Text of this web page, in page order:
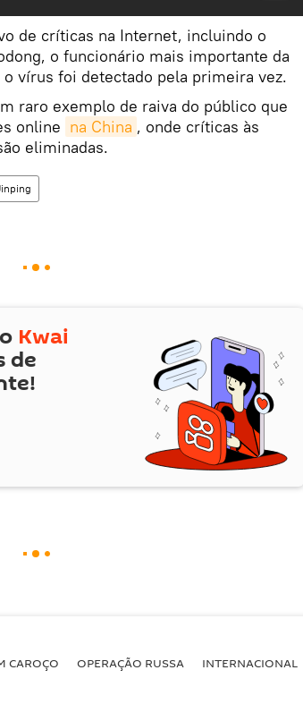
de críticas na Internet, incluindo o
o funcionário mais importante da
vírus foi detectado pela primeira vez.
raro exemplo de raiva do público que
online na China , onde críticas às
eliminadas.
Kwai
de
CAROÇO OPERAÇÃO RUSSA INTERNACIONAL